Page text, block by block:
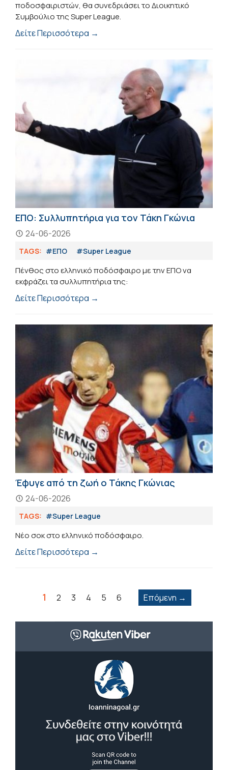
ποδοσφαιριστών, θα συνεδριάσει το Διοικητικό
Συμβούλιο της Super League.
Δείτε Περισσότερα →
ΕΠΟ: Συλλυπητήρια για τον Τάκη Γκώνια
24-06-2026
TAGS: #ΕΠΟ #Super League
Πένθος στο ελληνικό ποδόσφαιρο με την ΕΠΟ να
εκφράζει τα συλλυπητήρια της:
Δείτε Περισσότερα →
Έφυγε από τη ζωή ο Τάκης Γκώνιας
24-06-2026
TAGS: #Super League
Νέο σοκ στο ελληνικό ποδόσφαιρο.
Δείτε Περισσότερα →
1 2 3 4 5 6 Επόμενη →